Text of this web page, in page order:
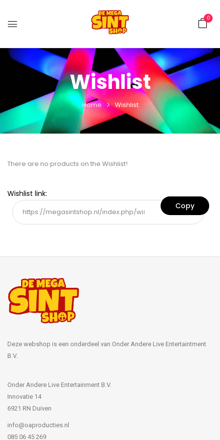
0
Wishlist
Home Wishlist
There are no products on the Wishlist!
Wishlist link:
Deze webshop is een onderdeel van Onder Andere Live Entertaintment
B.V.
Onder Andere Live Entertainment B.V.
Innovatie 14
6921 RN Duiven
info@oaproducties.nl
085 06 45 269